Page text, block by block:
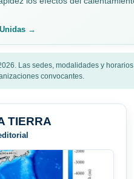
→
Las sedes, modalidades y horarios
convocantes.
TIERRA